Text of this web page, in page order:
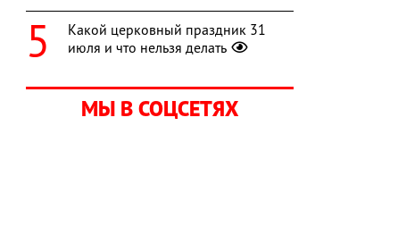
Какой церковный праздник 31
июля и что нельзя делать
МЫ В СОЦСЕТЯХ